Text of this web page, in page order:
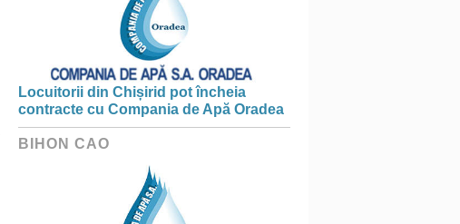
Locuitorii din Chișirid pot încheia
contracte cu Compania de Apă Oradea
BIHON CAO